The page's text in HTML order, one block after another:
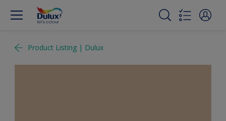
Product Listing | Dulux